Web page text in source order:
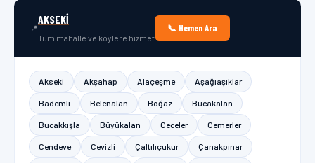
📍
AKSEKI
Tüm mahalle ve köylere hizmet
📞 Hemen Ara
Akseki Akşahap Alaçeşme Aşağıaşıklar
Bademli Belenalan Boğaz Bucakalan
Bucakkışla Büyükalan Ceceler Cemerler
Cendeve Cevizli Çaltılıçukur Çanakpınar